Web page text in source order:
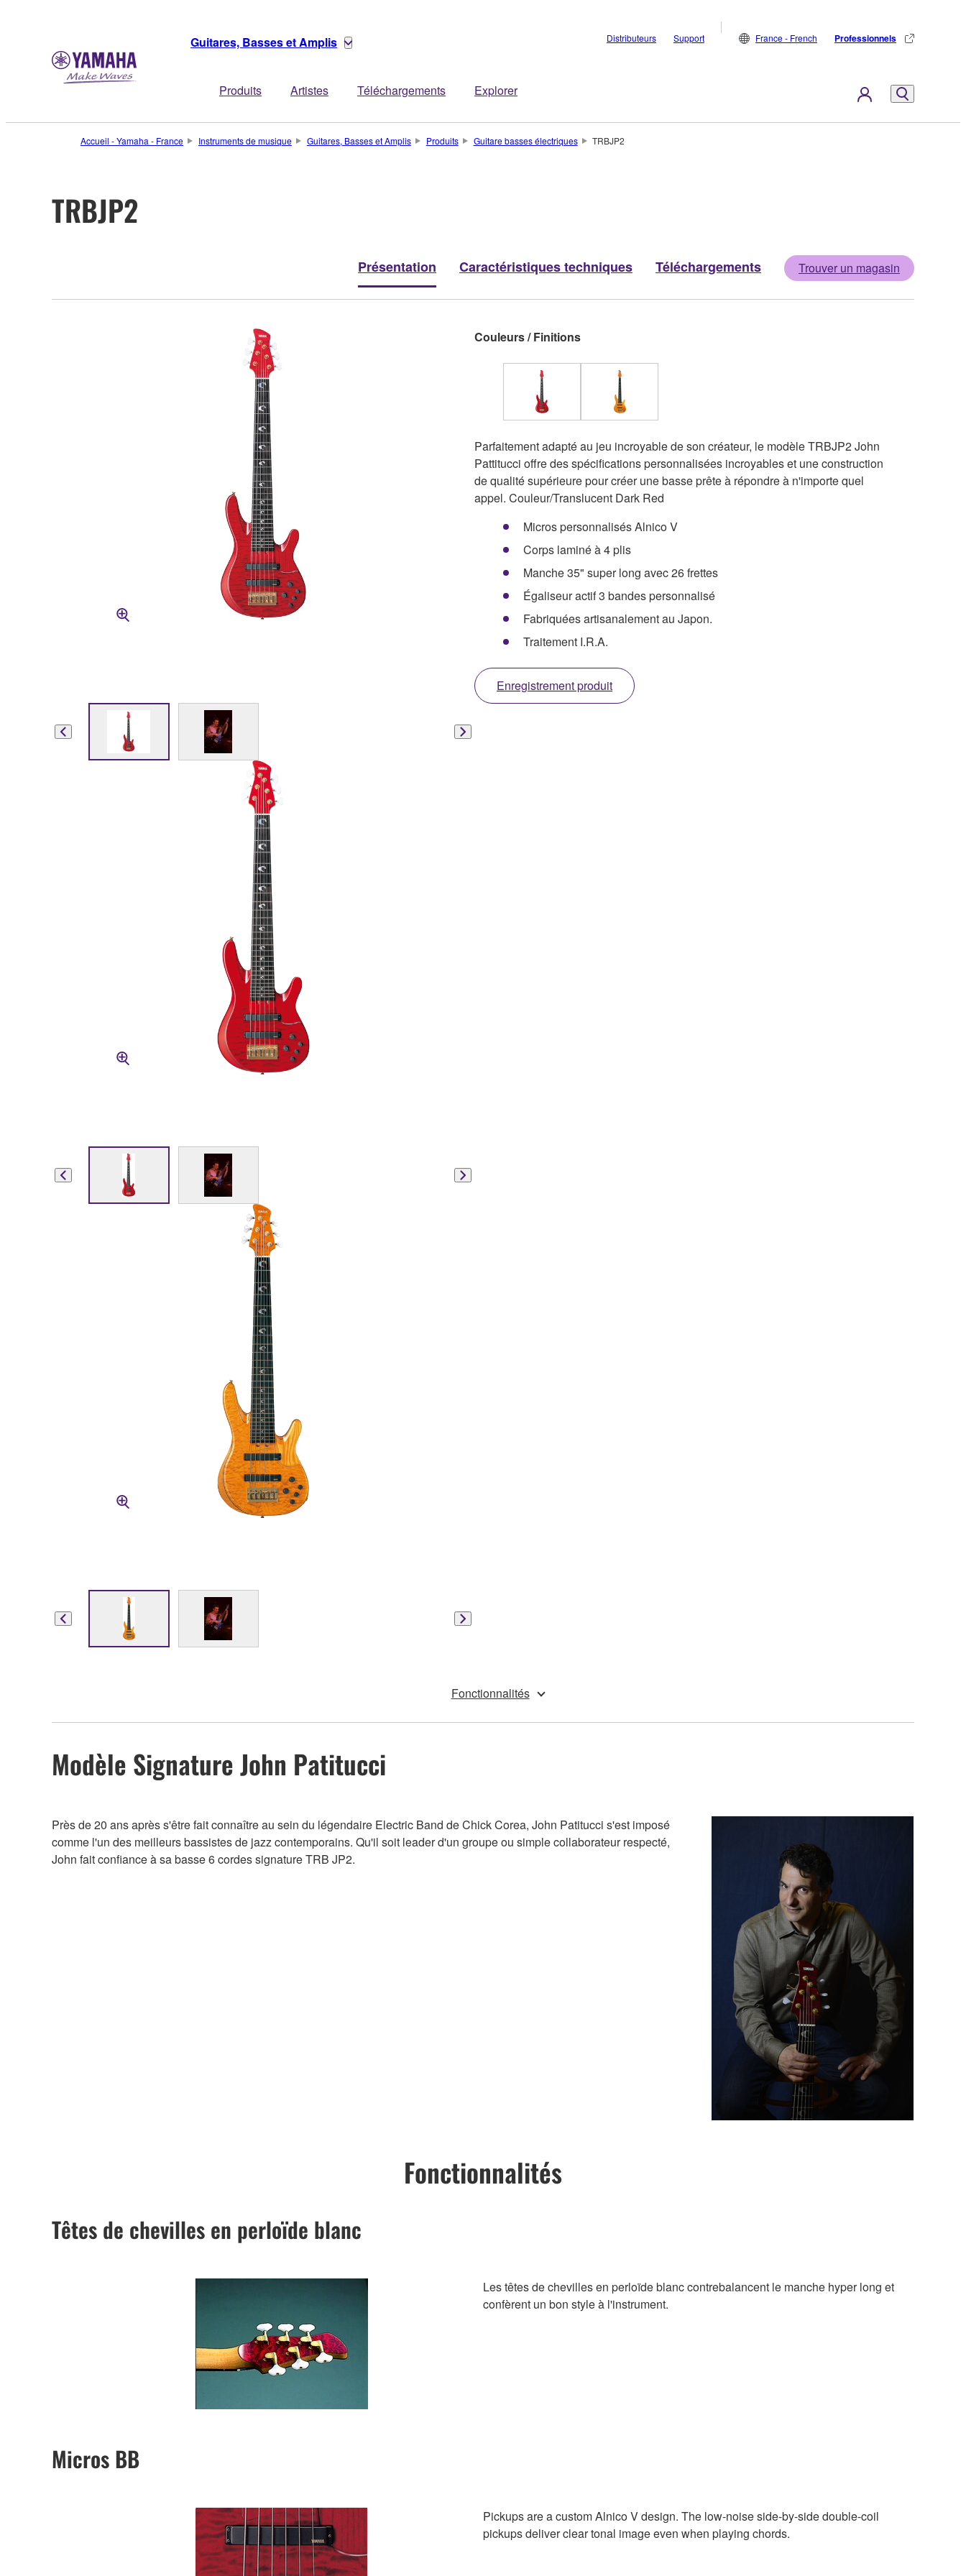
Guitares, Basses et Amplis
Produits Artistes Téléchargements Explorer
Distributeurs Support France - French Professionnels
Accueil - Yamaha - France Instruments de musique Guitares, Basses et Amplis Produits Guitare basses électriques TRBJP2
TRBJP2
Présentation Caractéristiques techniques Téléchargements Trouver un magasin
Couleurs / Finitions
Parfaitement adapté au jeu incroyable de son créateur, le modèle TRBJP2 John
Pattitucci offre des spécifications personnalisées incroyables et une construction
de qualité supérieure pour créer une basse prête à répondre à n'importe quel
appel. Couleur/Translucent Dark Red
Micros personnalisés Alnico V
Corps laminé à 4 plis
Manche 35" super long avec 26 frettes
Égaliseur actif 3 bandes personnalisé
Fabriquées artisanalement au Japon.
Traitement I.R.A.
Enregistrement produit
Fonctionnalités
Modèle Signature John Patitucci
Près de 20 ans après s'être fait connaître au sein du légendaire Electric Band de Chick Corea, John Patitucci s'est imposé
comme l'un des meilleurs bassistes de jazz contemporains. Qu'il soit leader d'un groupe ou simple collaborateur respecté,
John fait confiance à sa basse 6 cordes signature TRB JP2.
Fonctionnalités
Têtes de chevilles en perloïde blanc
Les têtes de chevilles en perloïde blanc contrebalancent le manche hyper long et
confèrent un bon style à l'instrument.
Micros BB
Pickups are a custom Alnico V design. The low-noise side-by-side double-coil
pickups deliver clear tonal image even when playing chords.